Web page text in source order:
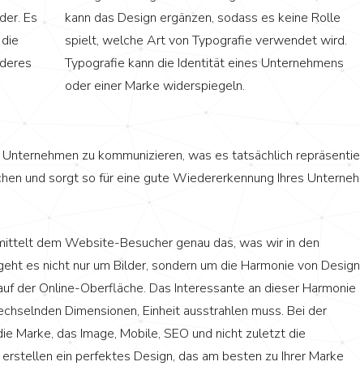
Es
kann das Design ergänzen, sodass es keine Rolle
spielt, welche Art von Typografie verwendet wird.
Typografie kann die Identität eines Unternehmens
oder einer Marke widerspiegeln.
zu kommunizieren, was es tatsächlich
und sorgt so für eine gute Wiedererkennung Ihres
dem Website-Besucher genau das, was wir in den
es nicht nur um Bilder, sondern um die Harmonie von
der Online-Oberfläche. Das Interessante an dieser Harmonie
Dimensionen, Einheit ausstrahlen muss. Bei der
Marke, das Image, Mobile, SEO und nicht zuletzt die
ein perfektes Design, das am besten zu Ihrer Marke